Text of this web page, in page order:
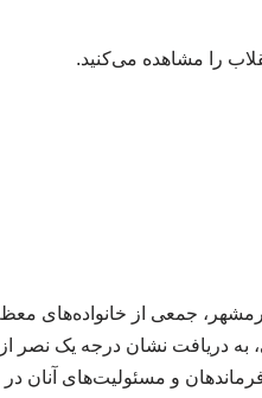
را مشاهده می‌کنید.
حماسه آزادی سازی خرمشهر، جمعی از خانواده‌های
فرماندهان و مسؤولان ۸ سال جنگ تحمیلی، به دریافت نشان درجه یک نصر از
و مسئولیت‌های آنان در